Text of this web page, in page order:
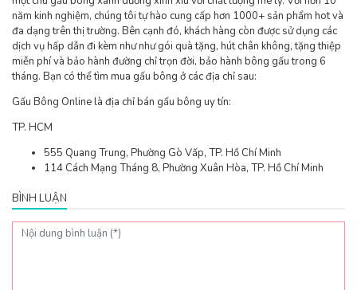
năm kinh nghiệm, chúng tôi tự hào cung cấp hơn 1000+ sản phẩm hot và
đa dạng trên thị trường. Bên cạnh đó, khách hàng còn được sử dụng các
dịch vụ hấp dẫn đi kèm như như gói quà tặng, hút chân không, tặng thiệp
miễn phí và bảo hành đường chỉ trọn đời, bảo hành bông gấu trong 6
tháng. Bạn có thể tìm mua gấu bông ở các địa chỉ sau:
Gấu Bông Online là địa chỉ bán gấu bông uy tín:
TP. HCM
555 Quang Trung, Phường Gò Vấp, TP. Hồ Chí Minh
114 Cách Mạng Tháng 8, Phường Xuân Hòa, TP. Hồ Chí Minh
BÌNH LUẬN